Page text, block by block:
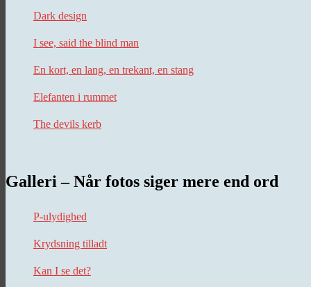
Dark design
I see, said the blind man
En kort, en lang, en trekant, en stang
Elefanten i rummet
The devils kerb
Galleri – Når fotos siger mere end ord
P-ulydighed
Krydsning tilladt
Kan I se det?